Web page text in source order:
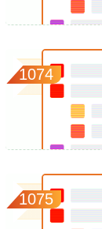
1074
1075